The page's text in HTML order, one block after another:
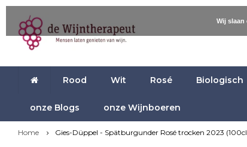
Rood Wit Rosé Biologisch
onze Blogs onze Wijnboeren
Home Gies-Düppel - Spätburgunder Rosé trocken 2023
Wij slaan